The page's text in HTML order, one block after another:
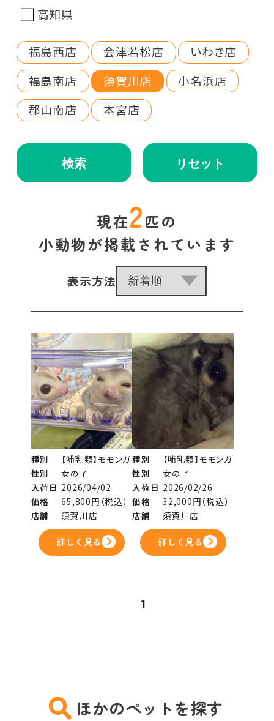
高知県
福島西店 会津若松店
いわき店
福島南店
須賀川店
小名浜店
郡山南店
本宮店
検索 リセット
現在2匹の
小動物が掲載されています
表示方法
種別
【哺乳類】モモンガ
性別
女の子
入荷日 2026/04/02
価格
65,800円（税込）
店舗
須賀川店
詳しく見る
種別
【哺乳類】モモンガ
性別
女の子
入荷日 2026/02/26
価格
32,000円（税込）
店舗
須賀川店
詳しく見る
1
ほかのペットを探す